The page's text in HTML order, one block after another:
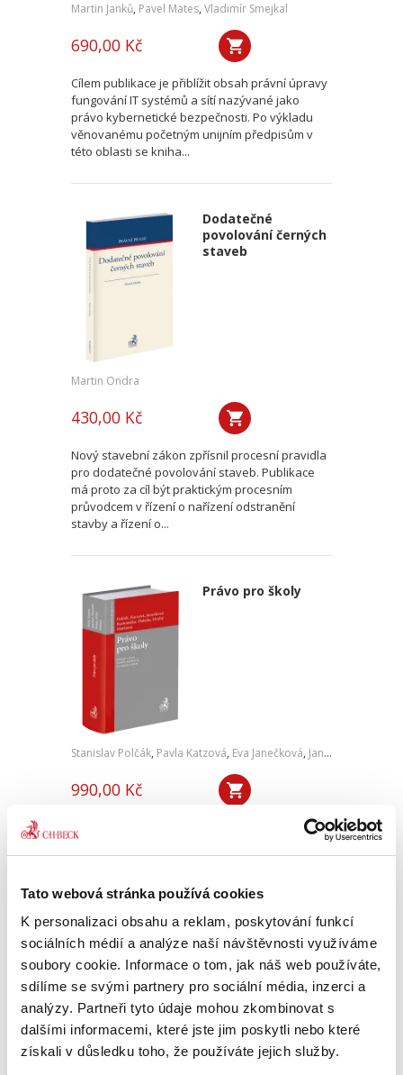
Tato webová stránka používá cookies
K personalizaci obsahu a reklam, poskytování funkcí
sociálních médií a analýze naší návštěvnosti využíváme
soubory cookie. Informace o tom, jak náš web používáte,
sdílíme se svými partnery pro sociální média, inzerci a
analýzy. Partneři tyto údaje mohou zkombinovat s
dalšími informacemi, které jste jim poskytli nebo které
získali v důsledku toho, že používáte jejich služby.
Martin Janků, Pavel Mates, Vladimír Smejkal
690,00 Kč
Cílem publikace je přiblížit obsah právní úpravy
fungování IT systémů a sítí nazývané jako
právo kybernetické bezpečnosti. Po výkladu
věnovanému početným unijním předpisům v
této oblasti se kniha...
Dodatečné
povolování černých
staveb
Martin Ondra
430,00 Kč
Nový stavební zákon zpřísnil procesní pravidla
pro dodatečné povolování staveb. Publikace
má proto za cíl být praktickým procesním
průvodcem v řízení o nařízení odstranění
stavby a řízení o...
Právo pro školy
Stanislav Polčák, Pavla Katzová, Eva Janečková, Jan Bartonička
990,00 Kč
Regionální školství je v České republice
reprezentováno rozsáhlou sítí mateřských,
základních, středních a specializovaných škol,
Autorský kolektiv pod...
Vybrané kapitoly
pracovního práva. S
příklady a
judikaturou